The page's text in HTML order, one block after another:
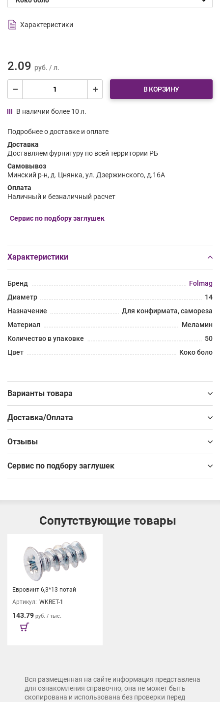
Характеристики
2.09 руб. / л.
В КОРЗИНУ
В наличии более 10 л.
Подробнее о доставке и оплате
Доставка
Доставляем фурнитуру по всей территории РБ
Самовывоз
Минский р-н, д. Цнянка, ул. Дзержинского, д.16А
Оплата
Наличный и безналичный расчет
Сервис по подбору заглушек
Характеристики
Бренд
Folmag
Диаметр
14
Назначение
Для конфирмата, самореза
Материал
Меламин
Количество в упаковке
50
Цвет
Коко боло
Варианты товара
Доставка/Оплата
Отзывы
Сервис по подбору заглушек
Сопутствующие товары
Евровинт 6,3*13 потай
Артикул: WKRET-1
143.79 руб. / тыс.
Вся размещенная на сайте информация представлена
для ознакомления справочно, она не может быть
скопирована и использована без проверки перед